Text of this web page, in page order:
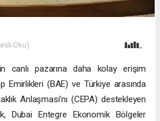
Oku)
canlı pazarına daha kolay erişim
Emirlikleri (BAE) ve Türkiye arasında
Anlaşması’nı (CEPA) destekleyen
Dubai Entegre Ekonomik Bölgeler